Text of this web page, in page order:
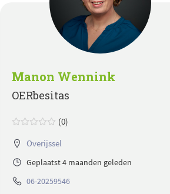
Manon Wennink
OERbesitas
(0)
Overijssel
Geplaatst 4 maanden geleden
06-20259546